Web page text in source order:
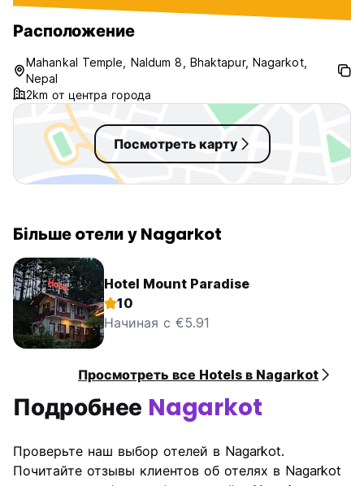
then bus from
Nagarkot bus
Расположение
Mahankal Temple, Naldum 8, Bhaktapur, Nagarkot,
Nepal
2km от центра города
Посмотреть карту
Більше oтели у Nagarkot
Hotel Mount Paradise
10
Начиная с €5.91
Просмотреть все Hotels в Nagarkot
Подробнее Nagarkot
Проверьте наш выбор отелей в Nagarkot.
Почитайте отзывы клиентов об отелях в Nagarkot